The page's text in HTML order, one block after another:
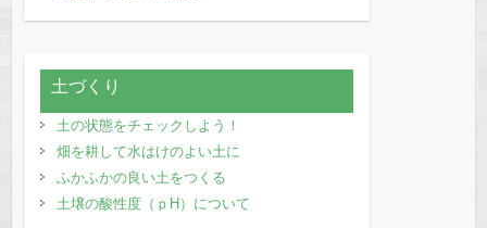
土づくり
土の状態をチェックしよう！
畑を耕して水はけのよい土に
ふかふかの良い土をつくる
土壌の酸性度（ｐH）について